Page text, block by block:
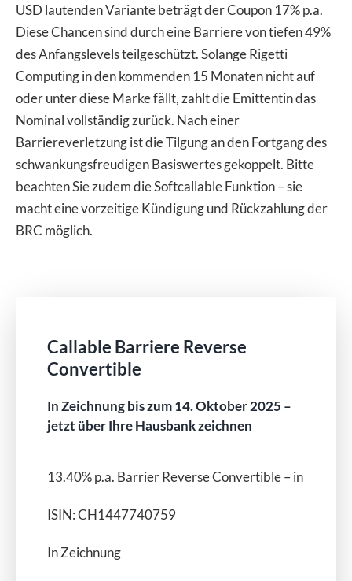
USD lautenden Variante beträgt der Coupon 17% p.a.
Diese Chancen sind durch eine Barriere von tiefen 49%
des Anfangslevels teilgeschützt. Solange Rigetti
Computing in den kommenden 15 Monaten nicht auf
oder unter diese Marke fällt, zahlt die Emittentin das
Nominal vollständig zurück. Nach einer
Barriereverletzung ist die Tilgung an den Fortgang des
schwankungsfreudigen Basiswertes gekoppelt. Bitte
beachten Sie zudem die Softcallable Funktion – sie
macht eine vorzeitige Kündigung und Rückzahlung der
BRC möglich.
Callable Barriere Reverse
Convertible
In Zeichnung bis zum 14. Oktober 2025 –
jetzt über Ihre Hausbank zeichnen
13.40% p.a. Barrier Reverse Convertible – in CHF
ISIN: CH1447740759
In Zeichnung